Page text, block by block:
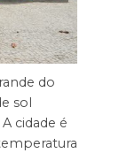
do
sol
cidade é